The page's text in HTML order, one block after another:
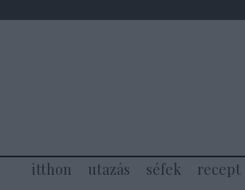
itthon utazás séfek recept